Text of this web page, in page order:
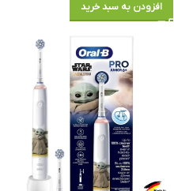
افزودن به سبد خرید